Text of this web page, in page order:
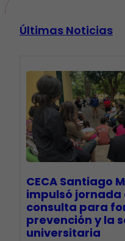
Últimas Noticias
CECA Santiago
impulsó jornada
consulta para
prevención y la
universitaria